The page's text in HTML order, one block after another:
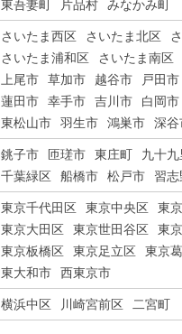
東吾妻町
片品村 みなかみ町
さいたま西区 さいたま北区
さいたま浦和区
さいたま南区
上尾市
草加市 越谷市 戸田市
蓮田市
幸手市 吉川市 白岡市
東松山市
羽生市 鴻巣市 深谷
銚子市 匝瑳市 東庄町 九十
千葉緑区
船橋市 松戸市 習
東京千代田区 東京中央区 東
東京大田区
東京世田谷区 東
東京板橋区
東京足立区 東京
東大和市
西東京市
横浜中区 川崎宮前区 二宮町